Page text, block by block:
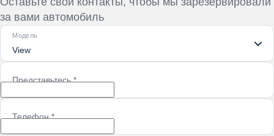
за вами автомобиль
Модель
View
Представьтесь*
Телефон*